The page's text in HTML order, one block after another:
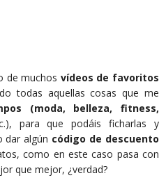
de muchos vídeos de favoritos
todas aquellas cosas que me
(moda, belleza, fitness,
para que podáis ficharlas y
dar algún código de descuento
como en este caso pasa con
que mejor, ¿verdad?